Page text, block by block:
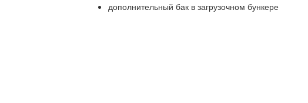
дополнительный бак в загрузочном бункере